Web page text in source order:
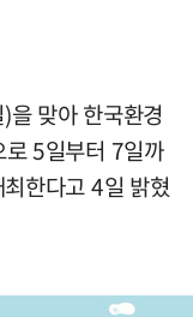
맞아 한국환경
로 5일부터 7일까
한다고 4일 밝혔